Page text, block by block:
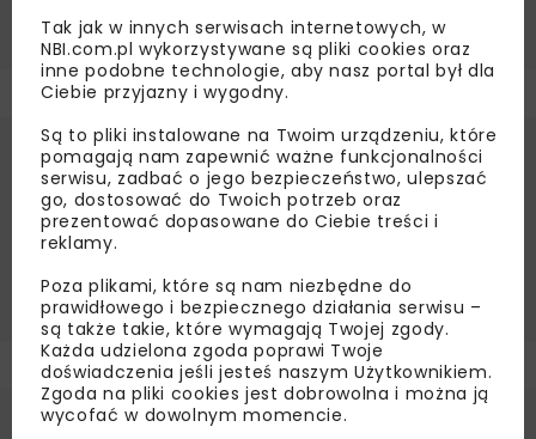
Źródło:SITK RP Oddział w Krakowie
BUDOWA DRÓG
BUDOWNICTWO
BUDOWNICTWO DROGOWE
INFRASTRUKTURA DROGOWA
SITK KRAKÓW
Tak jak w innych serwisach internetowych, w
NBI.com.pl wykorzystywane są pliki cookies oraz
inne podobne technologie, aby nasz portal był dla
Ciebie przyjazny i wygodny.
Są to pliki instalowane na Twoim urządzeniu, które
pomagają nam zapewnić ważne funkcjonalności
serwisu, zadbać o jego bezpieczeństwo, ulepszać
go, dostosować do Twoich potrzeb oraz
prezentować dopasowane do Ciebie treści i
reklamy.
Poza plikami, które są nam niezbędne do
prawidłowego i bezpiecznego działania serwisu –
są także takie, które wymagają Twojej zgody.
Każda udzielona zgoda poprawi Twoje
doświadczenia jeśli jesteś naszym Użytkownikiem.
Zgoda na pliki cookies jest dobrowolna i można ją
wycofać w dowolnym momencie.